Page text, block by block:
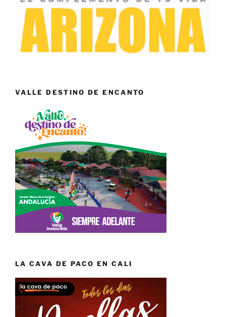
VALLE DESTINO DE ENCANTO
LA CAVA DE PACO EN CALI